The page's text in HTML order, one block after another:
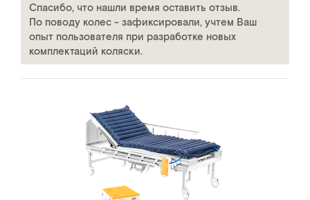
Спасибо, что нашли время оставить отзыв.
По поводу колес - зафиксировали, учтем Ваш
опыт пользователя при разработке новых
комплектаций коляски.